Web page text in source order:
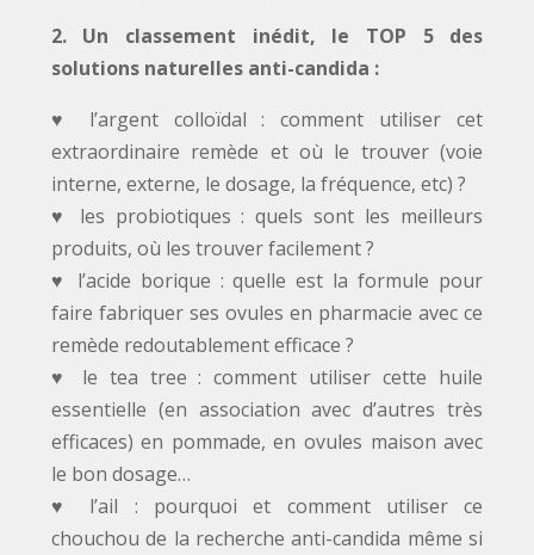
2. Un classement inédit, le TOP 5 des
solutions naturelles anti-candida :
♥ l’argent colloïdal : comment utiliser cet
extraordinaire remède et où le trouver (voie
interne, externe, le dosage, la fréquence, etc) ?
♥ les probiotiques : quels sont les meilleurs
produits, où les trouver facilement ?
♥ l’acide borique : quelle est la formule pour
faire fabriquer ses ovules en pharmacie avec ce
remède redoutablement efficace ?
♥ le tea tree : comment utiliser cette huile
essentielle (en association avec d’autres très
efficaces) en pommade, en ovules maison avec
le bon dosage…
♥ l’ail : pourquoi et comment utiliser ce
chouchou de la recherche anti-candida même si